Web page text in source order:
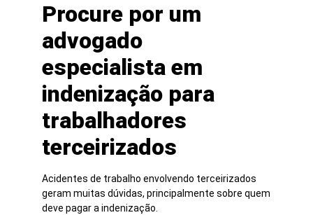
Procure por um
advogado
especialista em
indenização para
trabalhadores
terceirizados
Acidentes de trabalho envolvendo terceirizados
geram muitas dúvidas, principalmente sobre quem
deve pagar a indenização.